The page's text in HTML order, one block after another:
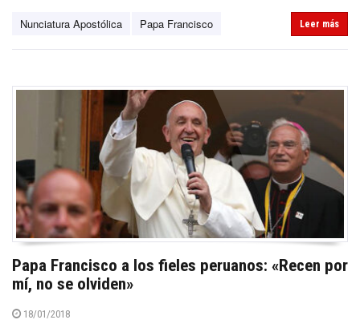
Nunciatura Apostólica Papa Francisco Leer más
Papa Francisco a los fieles peruanos: «Recen por
mí, no se olviden»
18/01/2018